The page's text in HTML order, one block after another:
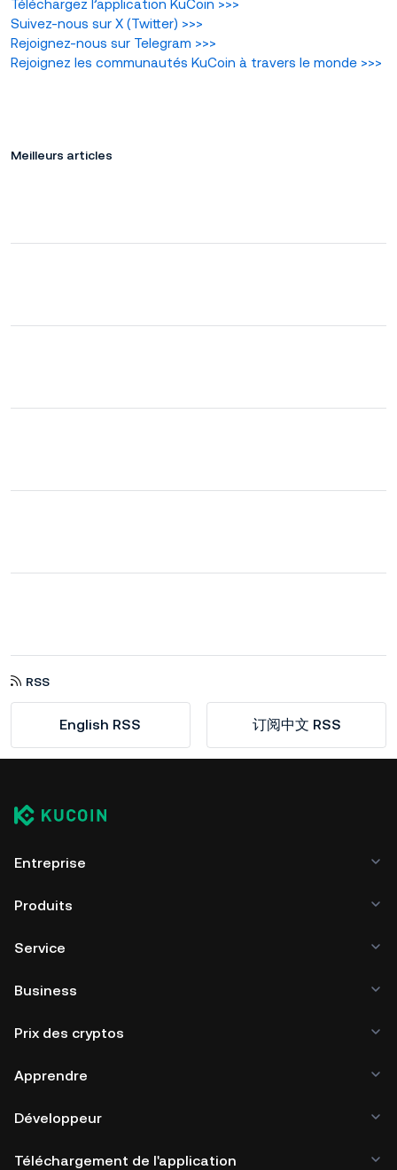
Téléchargez l’application KuCoin >>>
Suivez-nous sur X (Twitter) >>>
Rejoignez-nous sur Telegram >>>
Rejoignez les communautés KuCoin à travers le monde >>>
Meilleurs articles
RSS
English RSS 订阅中文 RSS
Entreprise
Produits
Service
Business
Prix des cryptos
Apprendre
Développeur
Téléchargement de l'application